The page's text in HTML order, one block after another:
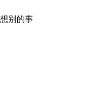
想别的事